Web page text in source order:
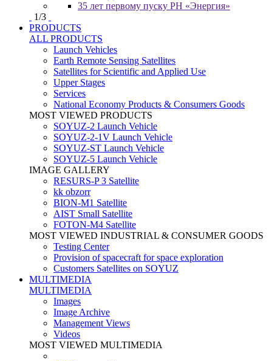
35 лет первому пуску РН «Энергия»
1/3
PRODUCTS
ALL PRODUCTS
Launch Vehicles
Earth Remote Sensing Satellites
Satellites for Scientific and Applied Use
Upper Stages
Services
National Economy Products & Consumers Goods
MOST VIEWED PRODUCTS
SOYUZ-2 Launch Vehicle
SOYUZ-2-1V Launch Vehicle
SOYUZ-ST Launch Vehicle
SOYUZ-5 Launch Vehicle
IMAGE GALLERY
RESURS-P 3 Satellite
kk obzorr
BION-M1 Satellite
AIST Small Satellite
FOTON-M4 Satellite
MOST VIEWED INDUSTRIAL & CONSUMER GOODS
Testing Center
Provision of spacecraft for space exploration
Customers Satellites on SOYUZ
MULTIMEDIA
MULTIMEDIA
Images
Image Archive
Management Views
Videos
MOST VIEWED MULTIMEDIA